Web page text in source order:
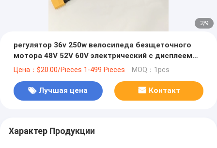
2/9
регулятор 36v 250w велосипеда безщеточного
мотора 48V 52V 60V электрический с дисплеем
LCD
Цена：$20.00/Pieces 1-499 Pieces MOQ：1pcs
Лучшая цена Контакт
Характер Продукции